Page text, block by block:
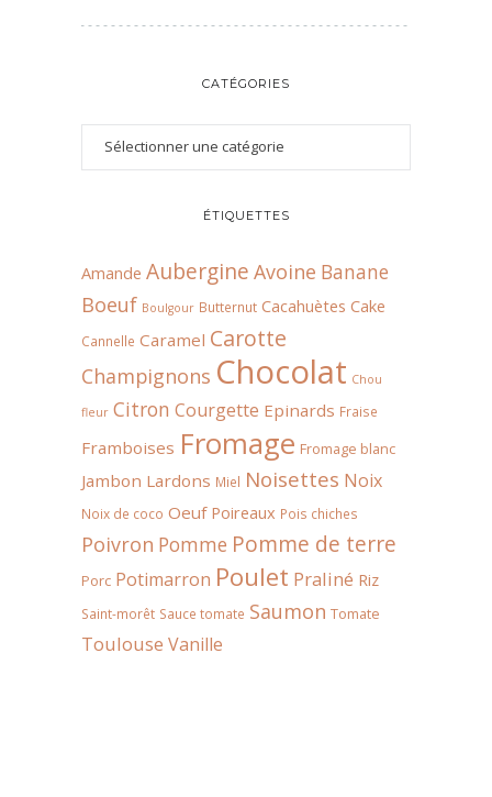
CATÉGORIES
ÉTIQUETTES
Amande Aubergine Avoine Banane
Boeuf Boulgour Butternut Cacahuètes Cake
Cannelle Caramel Carotte
Champignons Chocolat Chou
fleur Citron Courgette Epinards Fraise
Framboises Fromage Fromage blanc
Jambon Lardons Miel Noisettes Noix
Noix de coco Oeuf Poireaux Pois chiches
Poivron Pomme Pomme de terre
Porc Potimarron Poulet Praliné Riz
Saint-morêt Sauce tomate Saumon Tomate
Toulouse Vanille